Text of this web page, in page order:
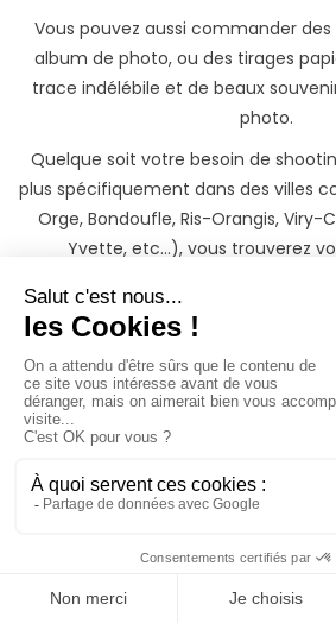
Vous pouvez aussi commander des
album de photo, ou des tirages
trace indélébile et de beaux
photo.
Quelque soit votre besoin de
plus spécifiquement dans des villes
Orge, Bondoufle, Ris-Orangis, Viry-
Yvette, etc...), vous trouverez
Une fois votre shooting passé, vous
votre séance photo sur une belle
par mot de passe, qu'il vous sera
vos proches et de
Si vous souhaitez garder un
shooting photo dans le département
également possible de commander
préférentiels directement depuis
privée.